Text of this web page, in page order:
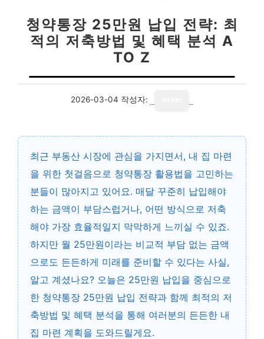
청약통장 25만원 납입 전략: 최
적의 저축방법 및 혜택 분석 A
TO Z
2026-03-04 작성자:
최근 부동산 시장에 관심을 가지면서, 내 집 마련
을 위한 첫걸음으로 청약통장 활용법을 고민하는
분들이 많아지고 있어요. 매달 꾸준히 납입해야
하는 금액이 부담스럽거나, 어떤 방식으로 저축
해야 가장 효율적일지 막막하게 느끼실 수 있죠.
하지만 월 25만원이라는 비교적 부담 없는 금액
으로도 든든하게 미래를 준비할 수 있다는 사실,
알고 계셨나요? 오늘은 25만원 납입을 중심으로
한 청약통장 25만원 납입 전략과 함께 최적의 저
축방법 및 혜택 분석을 통해 여러분의 든든한 내
집 마련 계획을 도와드릴게요.